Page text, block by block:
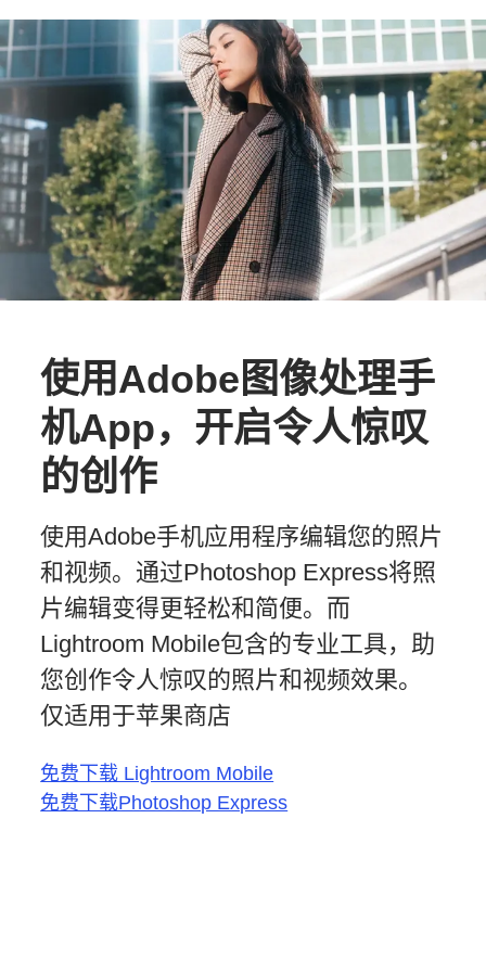
使用Adobe图像处理手
机App，开启令人惊叹
的创作
使用Adobe手机应用程序编辑您的照片
和视频。通过Photoshop Express将照
片编辑变得更轻松和简便。而
Lightroom Mobile包含的专业工具，助
您创作令人惊叹的照片和视频效果。
仅适用于苹果商店
免费下载 Lightroom Mobile
免费下载Photoshop Express